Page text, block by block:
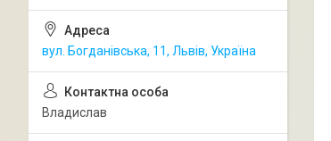
вул. Богданівська, 11, Львів, Україна
Владислав